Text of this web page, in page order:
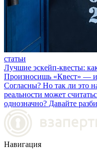
статьи
Лучшие эскейп-квесты:
Произносишь «Квест» —
Согласны? Но так ли это
реальности может
однозначно? Давайте
Навигация